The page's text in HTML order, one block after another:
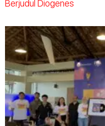
Berjudul Diogenes